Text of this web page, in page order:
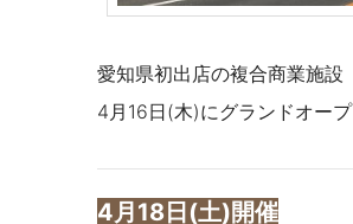
愛知県初出店の複合商業施設
4月16日(木)にグランドオープ
4月18日(土)開催